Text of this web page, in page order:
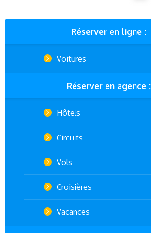
Réserver en ligne :
Voitures
Réserver en agence :
Hôtels
Circuits
Vols
Croisières
Vacances